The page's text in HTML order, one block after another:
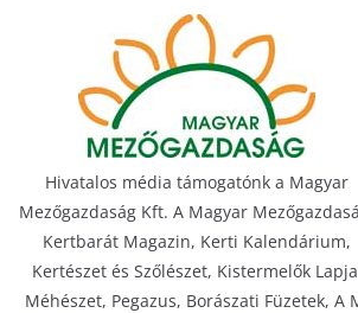
Hivatalos média támogatónk a Magyar
Mezőgazdaság Kft. A Magyar
Kertbarát Magazin, Kerti Kalendárium,
Kertészet és Szőlészet, Kistermelők
Méhészet, Pegazus, Borászati Füzetek, A